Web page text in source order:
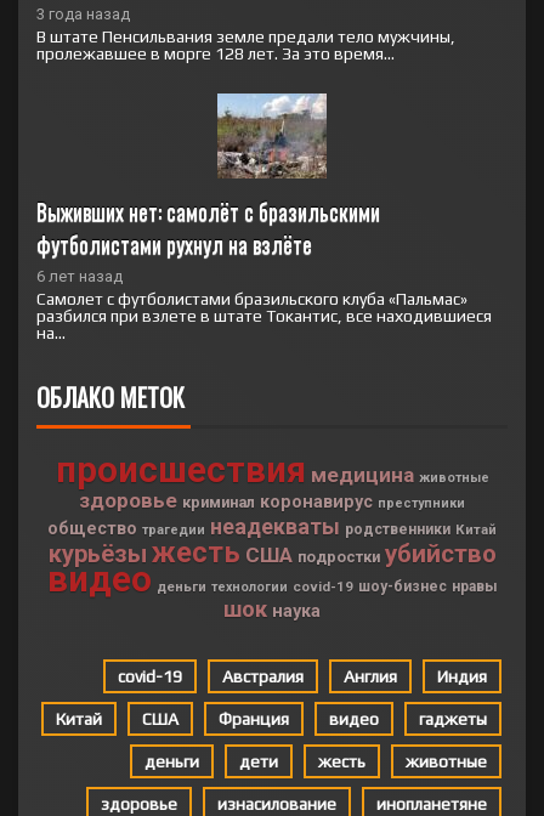
3 года назад
В штате Пенсильвания земле предали тело мужчины,
пролежавшее в морге 128 лет. За это время...
Выживших нет: самолёт с бразильскими
футболистами рухнул на взлёте
6 лет назад
Самолет с футболистами бразильского клуба «Пальмас»
разбился при взлете в штате Токантис, все находившиеся
на...
ОБЛАКО МЕТОК
происшествия медицина животные
здоровье криминал коронавирус преступники
общество трагедии неадекваты родственники Китай
курьёзы жесть США подростки убийство
видео деньги технологии covid-19 шоу-бизнес нравы
шок наука
covid-19 Австралия Англия Индия
Китай США Франция видео гаджеты
деньги дети жесть животные
здоровье изнасилование инопланетяне